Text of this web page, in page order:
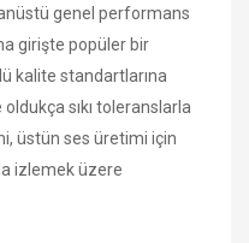
genel performans
girişte popüler bir
kalite standartlarına
sıkı toleranslarla
üstün ses üretimi için
izlemek üzere